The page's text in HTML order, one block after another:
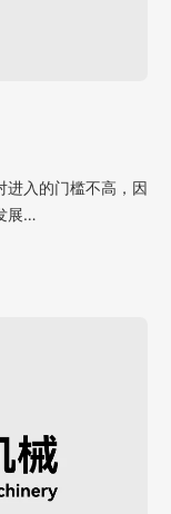
进入的门槛不高，因
展…